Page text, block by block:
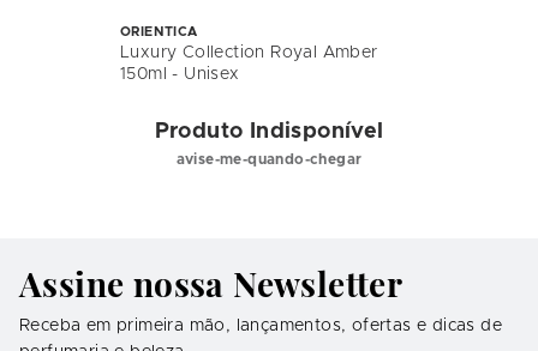
ORIENTICA
Luxury Collection Royal Amber
150ml - Unisex
Produto Indisponível
avise-me-quando-chegar
Assine nossa Newsletter
Receba em primeira mão, lançamentos, ofertas e dicas de